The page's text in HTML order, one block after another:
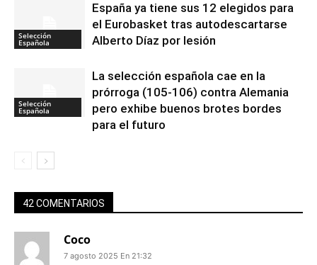
Selección
Española
España ya tiene sus 12 elegidos para
el Eurobasket tras autodescartarse
Alberto Díaz por lesión
Selección
Española
La selección española cae en la
prórroga (105-106) contra Alemania
pero exhibe buenos brotes bordes
para el futuro
42 COMENTARIOS
Coco
7 agosto 2025 En 21:32